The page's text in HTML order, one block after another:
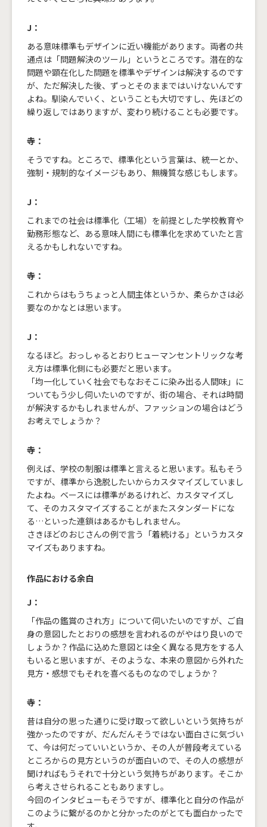
J：
ある意味標準もデザインに近い機能があります。両者の共
通点は「問題解決のツール」というところです。潜在的な
問題や顕在化した問題を標準やデザインは解決するのです
が、ただ解決した後、ずっとそのままではいけないんです
よね。馴染んでいく、ということも大切ですし、先ほどの
繰り返しではありますが、変わり続けることも必要です。
寺：
そうですね。ところで、標準化という言葉は、統一とか、
強制・規制的なイメージもあり、無機質な感じもします。
J：
これまでの社会は標準化（工場）を前提とした学校教育や
勤務形態など、ある意味人間にも標準化を求めていたと言
えるかもしれないですね。
寺：
これからはもうちょっと人間主体というか、柔らかさは必
要なのかなとは思います。
J：
なるほど。おっしゃるとおりヒューマンセントリックな考
え方は標準化側にも必要だと思います。
「均一化していく社会でもなおそこに染み出る人間味」に
ついてもう少し伺いたいのですが、街の場合、それは時間
が解決するかもしれませんが、ファッションの場合はどう
お考えでしょうか？
寺：
例えば、学校の制服は標準と言えると思います。私もそう
ですが、標準から逸脱したいからカスタマイズしていまし
たよね。ベースには標準があるけれど、カスタマイズし
て、そのカスタマイズすることがまたスタンダードにな
る…といった連鎖はあるかもしれません。
さきほどのおじさんの例で言う「着続ける」というカスタ
マイズもありますね。
作品における余白
J：
「作品の鑑賞のされ方」について伺いたいのですが、ご自
身の意図したとおりの感想を言われるのがやはり良いので
しょうか？作品に込めた意図とは全く異なる見方をする人
もいると思いますが、そのような、本来の意図から外れた
見方・感想でもそれを喜べるものなのでしょうか？
寺：
昔は自分の思った通りに受け取って欲しいという気持ちが
強かったのですが、だんだんそうではない面白さに気づい
て、今は何だっていいというか、その人が普段考えている
ところからの見方というのが面白いので、その人の感想が
聞ければもうそれで十分という気持ちがあります。そこか
ら考えさせられることもありますし。
今回のインタビューもそうですが、標準化と自分の作品が
このように繋がるのかと分かったのがとても面白かったで